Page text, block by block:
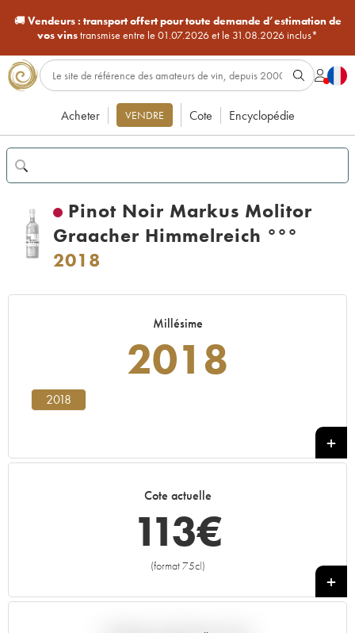
🚚Vendeurs : transport offert pour toute demande d’estimation de
vos vinstransmise entre le 01.07.2026 et le 31.08.2026 inclus*
Acheter VENDRE Cote Encyclopédie
Pinot Noir Markus Molitor
Graacher Himmelreich °°°
2018
Millésime
2018
2018
Cote actuelle
113€
(format 75cl)
+